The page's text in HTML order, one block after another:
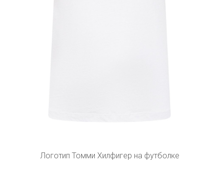
Логотип Томми Хилфигер на футболке